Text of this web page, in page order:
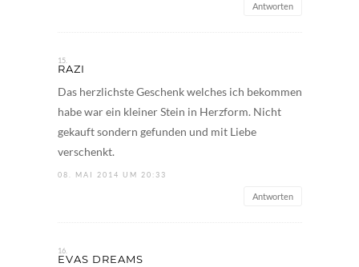
Antworten
RAZI
Das herzlichste Geschenk welches ich bekommen
habe war ein kleiner Stein in Herzform. Nicht
gekauft sondern gefunden und mit Liebe
verschenkt.
08. MAI 2014 UM 20:33
Antworten
EVAS DREAMS